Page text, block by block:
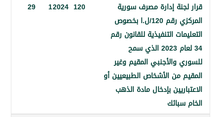
إدارة مصرف سورية
المركزي رقم 120/ل.ا بخصوص
التنفيذية للقانون رقم
34 لعام 2023 الذي سمح
والأجنبي المقيم وغير
من الأشخاص الطبيعيين أو
بإدخال مادة الذهب
120
29